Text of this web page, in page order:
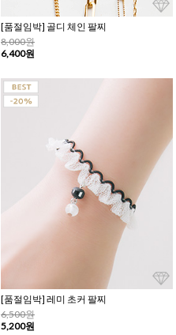
[품절임박] 골디 체인 팔찌
8,000원
6,400원
[품절임박] 레미 초커 팔찌
6,500원
5,200원